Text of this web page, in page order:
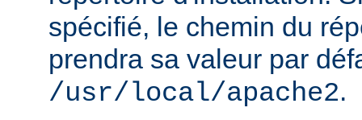
spécifié, le chemin du
prendra sa valeur par
/usr/local/apache2.